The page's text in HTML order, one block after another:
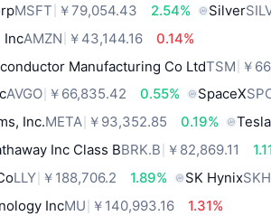
MSFT ￥79,054.43 2.54% Silver
IncAMZN ￥43,144.16
0.14%
Manufacturing Co LtdTSM ￥
AVGO ￥66,835.42 0.55% SpaceX
Inc.META ￥93,352.85 0.19%
Inc Class BBRK.B ￥82,869.11
LLY ￥188,706.2 1.89% SK Hynix
IncMU ￥140,993.16
1.31%